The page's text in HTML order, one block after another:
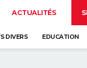
ACTUALITÉS
DIVERS EDUCATION